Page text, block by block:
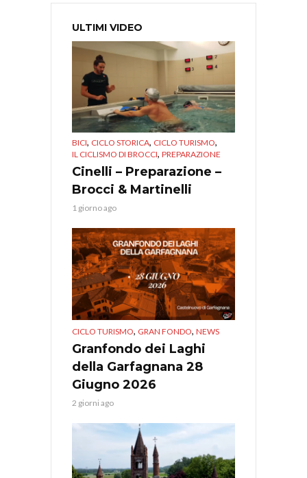
ULTIMI VIDEO
BICI, CICLO STORICA, CICLO TURISMO,
IL CICLISMO DI BROCCI, PREPARAZIONE
Cinelli – Preparazione –
Brocci & Martinelli
1 giorno ago
CICLO TURISMO, GRAN FONDO, NEWS
Granfondo dei Laghi
della Garfagnana 28
Giugno 2026
2 giorni ago